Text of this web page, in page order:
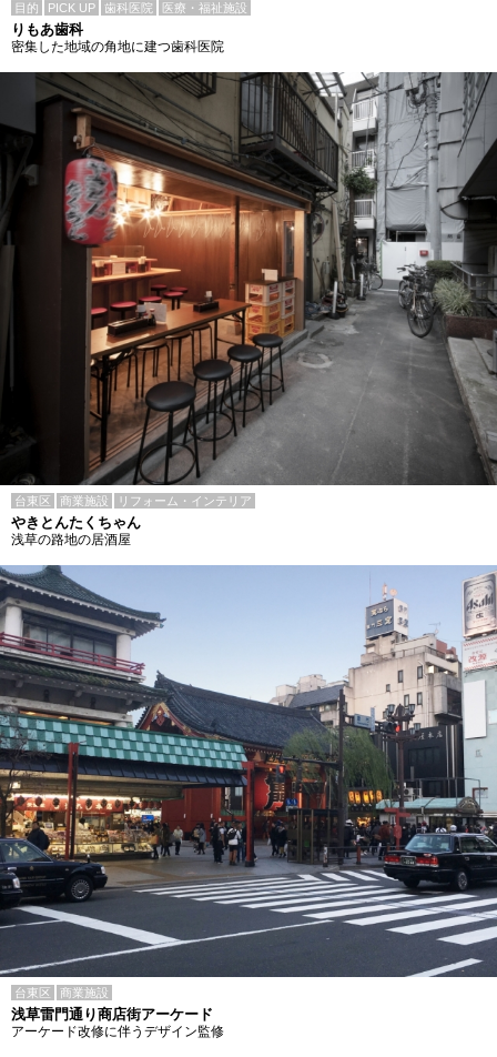
目的 PICK UP 歯科医院 医療・福祉施設
りもあ歯科
密集した地域の角地に建つ歯科医院
台東区 商業施設 リフォーム・インテリア
やきとんたくちゃん
浅草の路地の居酒屋
台東区 商業施設
浅草雷門通り商店街アーケード
アーケード改修に伴うデザイン監修